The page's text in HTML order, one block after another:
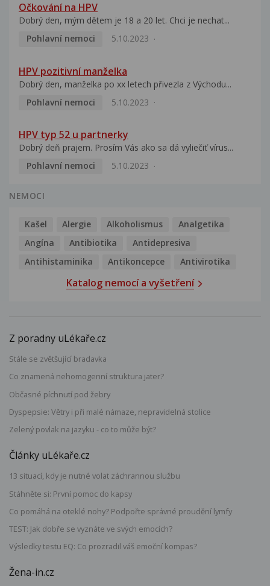
Očkování na HPV
Dobrý den, mým dětem je 18 a 20 let. Chci je nechat...
Pohlavní nemoci
5.10.2023
HPV pozitivní manželka
Dobrý den, manželka po xx letech přivezla z Východu...
Pohlavní nemoci
5.10.2023
HPV typ 52 u partnerky
Dobrý deň prajem. Prosím Vás ako sa dá vyliečiť vírus...
Pohlavní nemoci
5.10.2023
NEMOCI
Kašel Alergie Alkoholismus
Analgetika
Angína
Antibiotika
Antidepresiva
Antihistaminika
Antikoncepce Antivirotika
Katalog nemocí a vyšetření
Z poradny uLékaře.cz
Stále se zvětšující bradavka
Co znamená nehomogenní struktura jater?
Občasné píchnutí pod žebry
Dyspepsie: Větry i při malé námaze, nepravidelná stolice
Zelený povlak na jazyku - co to může být?
Články uLékaře.cz
13 situací, kdy je nutné volat záchrannou službu
Stáhněte si: První pomoc do kapsy
Co pomáhá na oteklé nohy? Podpořte správné proudění lymfy
TEST: Jak dobře se vyznáte ve svých emocích?
Výsledky testu EQ: Co prozradil váš emoční kompas?
Žena-in.cz